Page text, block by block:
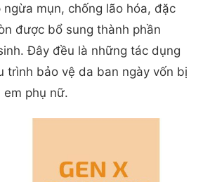
mụn, chống lão hóa, đặc
được bổ sung thành phần
Đây đều là những tác dụng
trình bảo vệ da ban ngày vốn bị
phụ nữ.